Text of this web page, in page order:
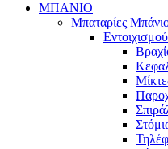
ΜΠΑΝΙΟ
Μπαταρίες